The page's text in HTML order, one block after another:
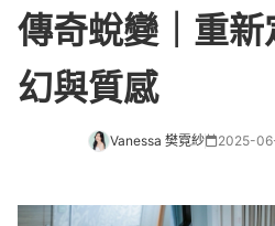
傳奇蛻變｜重
幻與質感
Vanessa 樊霓紗 2025-